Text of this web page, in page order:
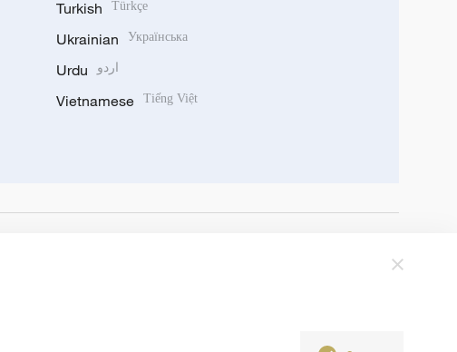
Turkish Türkçe
Ukrainian Українська
Urdu اردو
Vietnamese Tiếng Việt